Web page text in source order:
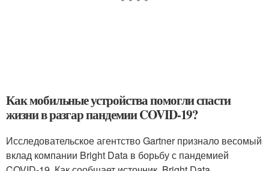
Как мобильные устройства помогли спасти
жизни в разгар пандемии COVID-19?
Исследовательское агентство Gartner признало весомый
вклад компании Bright Data в борьбу с пандемией